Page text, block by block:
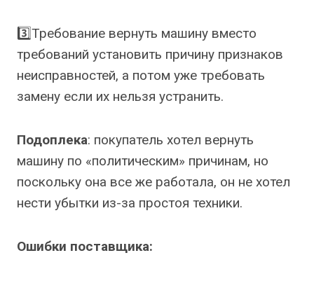
3️⃣Требование вернуть машину вместо
требований установить причину признаков
неисправностей, а потом уже требовать
замену если их нельзя устранить.
Подоплека: покупатель хотел вернуть
машину по «политическим» причинам, но
поскольку она все же работала, он не хотел
нести убытки из-за простоя техники.
Ошибки поставщика: